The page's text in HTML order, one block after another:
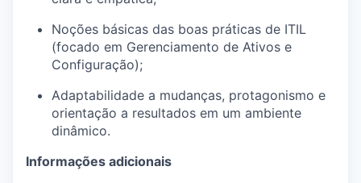
Noções básicas das boas práticas de ITIL
(focado em Gerenciamento de Ativos e
Configuração);
Adaptabilidade a mudanças, protagonismo e
orientação a resultados em um ambiente
dinâmico.
Informações adicionais